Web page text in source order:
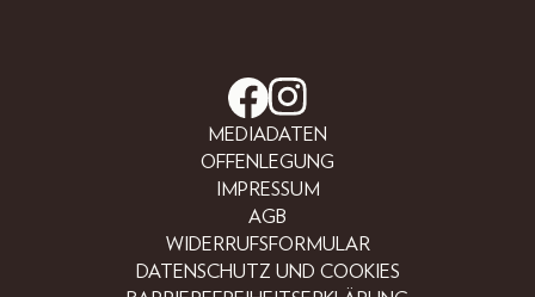
MEDIADATEN
OFFENLEGUNG
IMPRESSUM
AGB
WIDERRUFSFORMULAR
DATENSCHUTZ UND COOKIES